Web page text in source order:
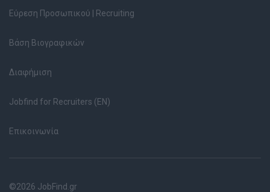
Εύρεση Προσωπικού | Recruiting
Βάση Βιογραφικών
Διαφήμιση
Jobfind for Recruiters (EN)
Επικοινωνία
©2026 JobFind.gr